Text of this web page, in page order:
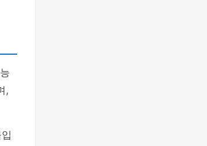
,